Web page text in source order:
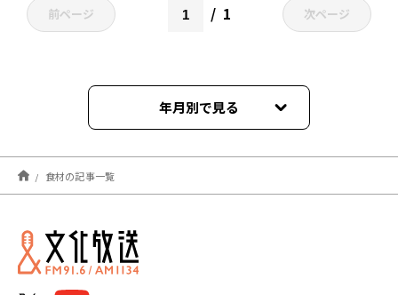
前ページ 1 次ページ
年月別で見る
2023年01月
2022年01月
食材の記事一覧